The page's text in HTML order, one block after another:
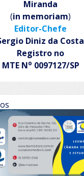
Miranda
(in memoriam)
Editor-Chefe
Diniz da Costa
Registro no
MTE No 0097127/SP